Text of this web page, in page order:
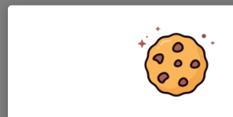
Resan riktar sig till klubbmedlemmar som
Man behöver inte springa maraton för att
klubbresa är en fullgod anledning att följa